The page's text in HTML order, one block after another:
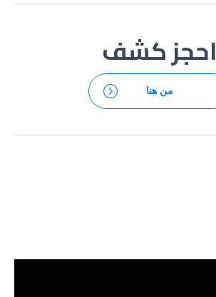
احجز كشف
من هنا